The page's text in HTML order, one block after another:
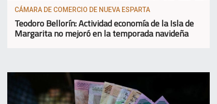
CÁMARA DE COMERCIO DE NUEVA ESPARTA
Teodoro Bellorín: Actividad economía de la Isla de
Margarita no mejoró en la temporada navideña